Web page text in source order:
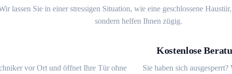
lassen Sie in einer stressigen Situation, wie eine geschlossene
sondern helfen Ihnen zügig.
vor Ort und öffnet Ihre Tür ohne
Kostenlose
Sie haben sich